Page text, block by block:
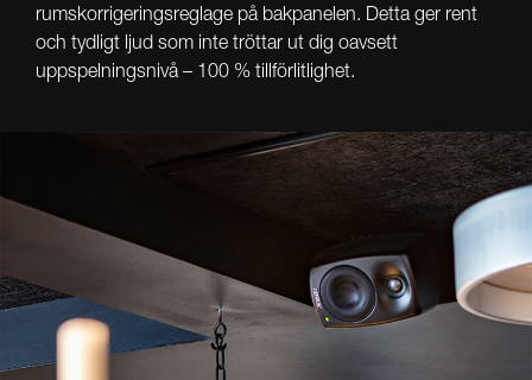
rumskorrigeringsreglage på bakpanelen. Detta ger rent
och tydligt ljud som inte tröttar ut dig oavsett
uppspelningsnivå – 100 % tillförlitlighet.